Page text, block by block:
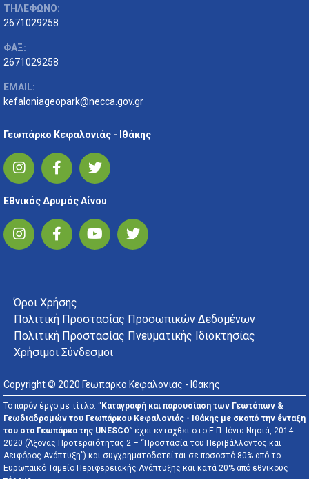
ΤΗΛΕΦΩΝΟ:
2671029258
ΦΑΞ:
2671029258
EMAIL:
kefaloniageopark@necca.gov.gr
Γεωπάρκο Κεφαλονιάς - Ιθάκης
Εθνικός Δρυμός Αίνου
FOOTER MENU
Όροι Χρήσης
Πολιτική Προστασίας Προσωπικών Δεδομένων
Πολιτική Προστασίας Πνευματικής Ιδιοκτησίας
Χρήσιμοι Σύνδεσμοι
Copyright © 2020 Γεωπάρκο Κεφαλονιάς - Ιθάκης
Το παρόν έργο με τίτλο: “ Καταγραφή και παρουσίαση των Γεωτόπων &
Γεωδιαδρομών του Γεωπάρκου Κεφαλονιάς - Ιθάκης με σκοπό την ένταξη
του στα Γεωπάρκα της UNESCO” έχει ενταχθεί στο Ε.Π. Ιόνια Νησιά, 2014-
2020 (Άξονας Προτεραιότητας 2 – “Προστασία του Περιβάλλοντος και
Αειφόρος Ανάπτυξη”) και συγχρηματοδοτείται σε ποσοστό 80% από το
Ευρωπαϊκό Ταμείο Περιφερειακής Ανάπτυξης και κατά 20% από εθνικούς